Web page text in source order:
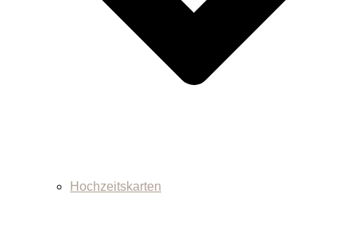
Hochzeitskarten